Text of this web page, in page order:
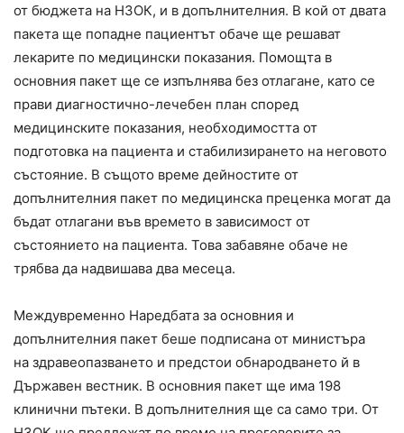
от бюджета на НЗОК, и в допълнителния. В кой от двата
пакета ще попадне пациентът обаче ще решават
лекарите по медицински показания. Помощта в
основния пакет ще се изпълнява без отлагане, като се
прави диагностично-лечебен план според
медицинските показания, необходимостта от
подготовка на пациента и стабилизирането на неговото
състояние. В същото време дейностите от
допълнителния пакет по медицинска преценка могат да
бъдат отлагани във времето в зависимост от
състоянието на пациента. Това забавяне обаче не
трябва да надвишава два месеца.
Междувременно Наредбата за основния и
допълнителния пакет беше подписана от министъра
на здравеопазването и предстои обнародването й в
Държавен вестник. В основния пакет ще има 198
клинични пътеки. В допълнителния ще са само три. От